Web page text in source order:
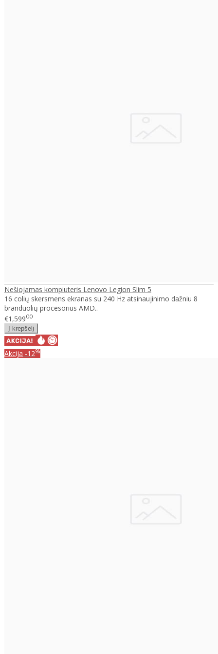
Nešiojamas kompiuteris Lenovo Legion Slim 5
16 colių skersmens ekranas su 240 Hz atsinaujinimo dažniu 8
branduolių procesorius AMD..
€1,59900
Akcija -12%